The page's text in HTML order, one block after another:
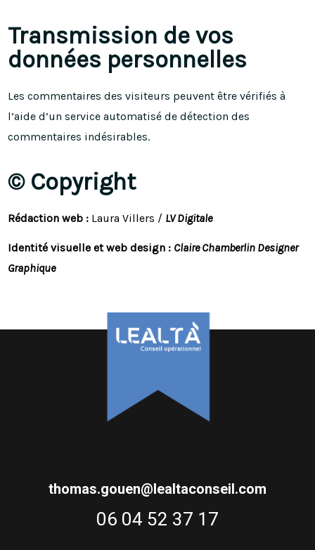
Transmission de vos
données personnelles
Les commentaires des visiteurs peuvent être vérifiés à
l’aide d’un service automatisé de détection des
commentaires indésirables.
© Copyright
Rédaction web : Laura Villers / LV Digitale
Identité visuelle et web design : Claire Chamberlin Designer
Graphique
thomas.gouen@lealtaconseil.com
06 04 52 37 17